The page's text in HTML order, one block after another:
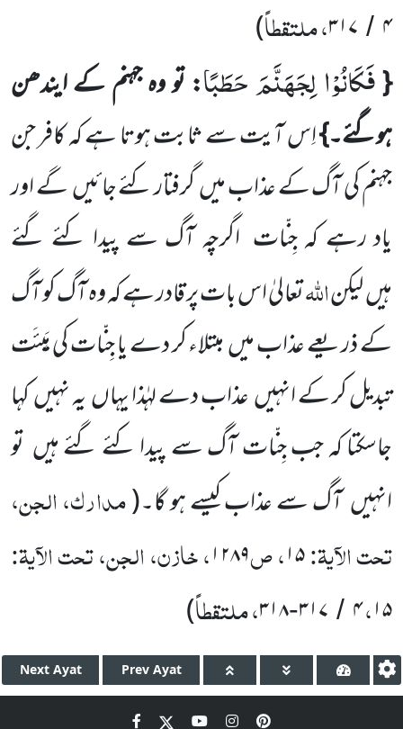
۴ / ۳۱۷، ملتقطاً)
{فَكَانُوْا لِجَهَنَّمَ حَطَبًا: تو وہ جہنم کے ایندھن
ہوگئے۔}اِس آیت سے ثابت ہوتا ہے کہ کافر جن
جہنم کی آگ کےعذاب میںگرفتار کئے جائیںگے اور
یاد رہے کہجِنّات اگرچہ آگ سے پیدا کئے گئے
ہیںلیکناللّٰہتعالیٰ اس بات پرقادر ہے کہ وہ آگ کو آگ
کے ذریعے عذاب میںمبتلاء کر دے یا جِنّات کی ہَیئَت
تبدیل کر کے انہیںعذاب دے لہٰذا یہاںیہ نہیںکہا
جاسکتا کہ جب جِنّات آگ سے پیدا کئے گئے ہیں تو
انہیںآگ سے عذاب کیسے ہو گا۔(مدارک، الجن،
تحت الآیۃ:۱۵، ص۱۲۸۹، خازن، الجن، تحت الآیۃ:
۱۵،۴ / ۳۱۷-۳۱۸، ملتقطاً)
Next Ayat Prev Ayat